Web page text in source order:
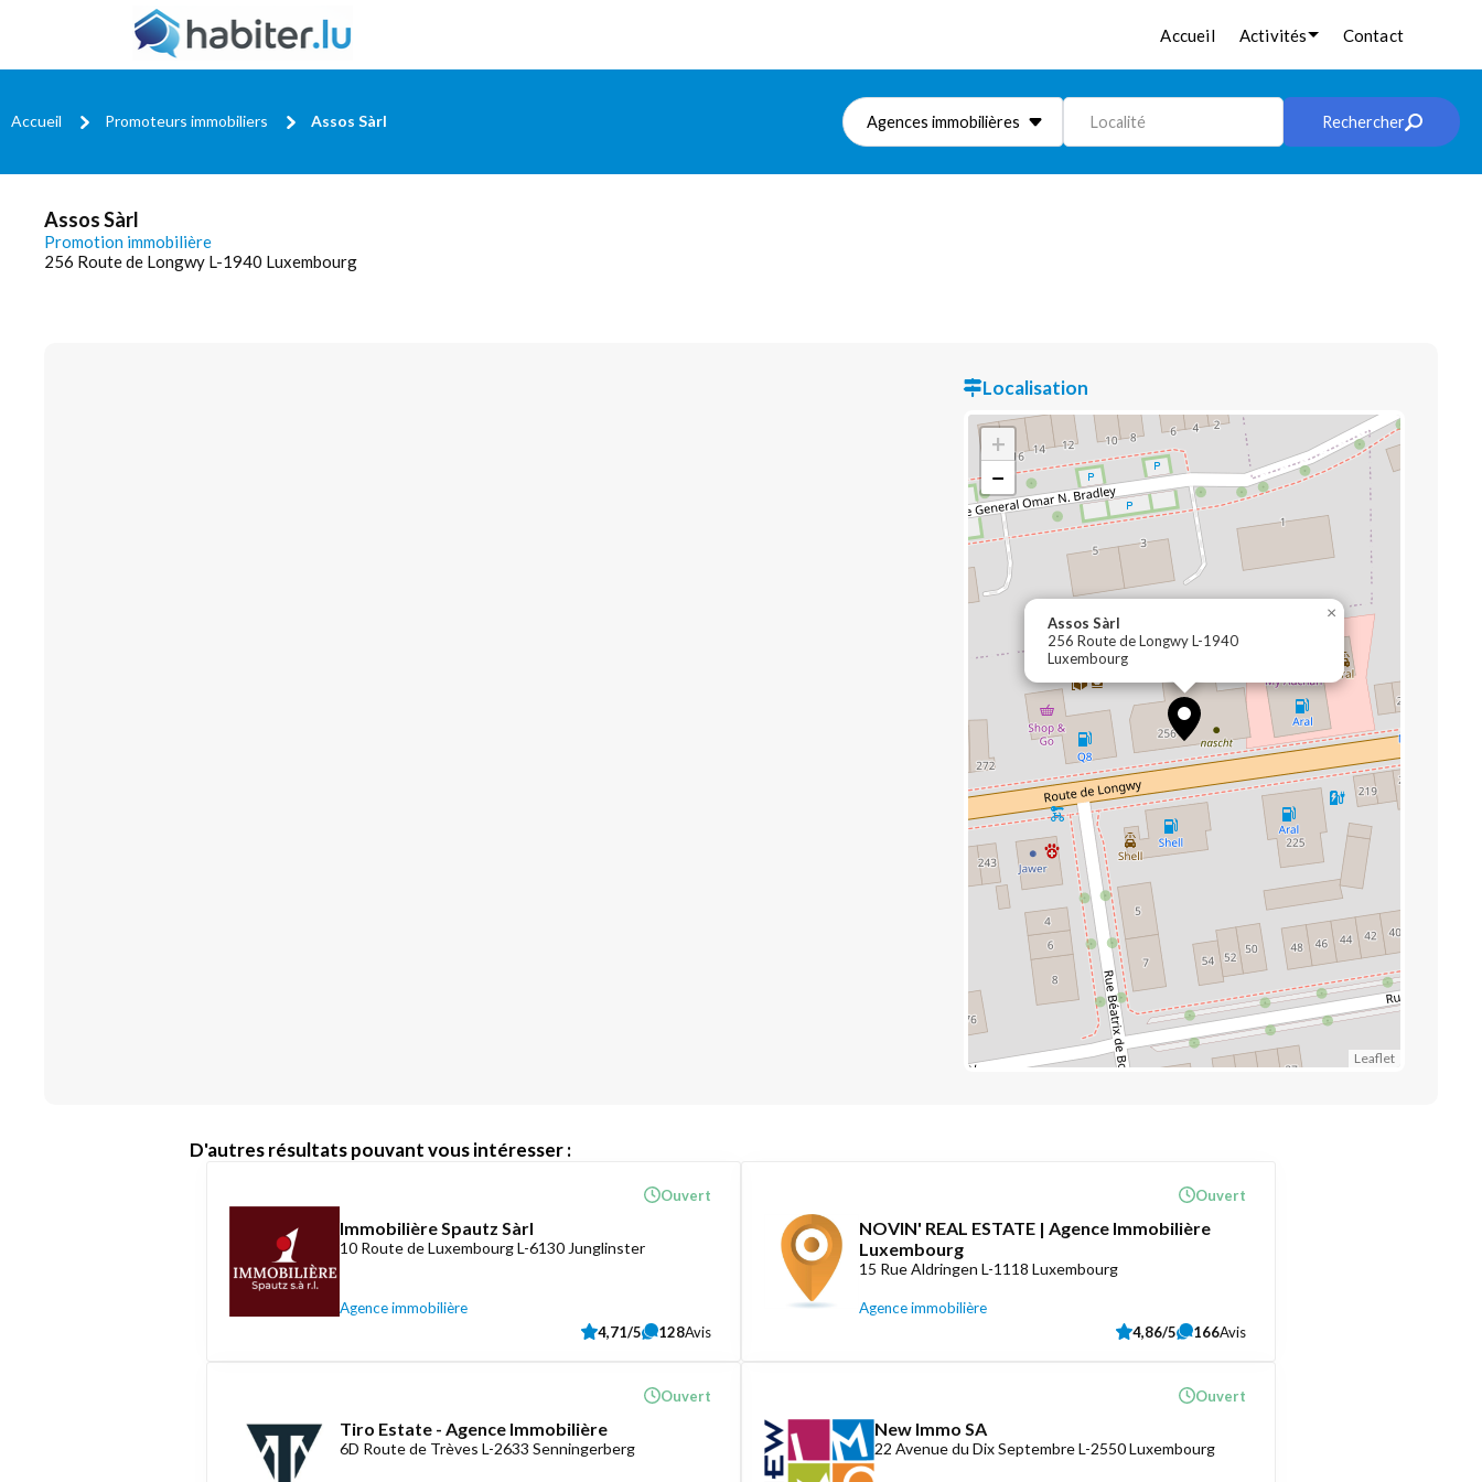
Accueil Activités Contact
Accueil Promoteurs immobiliers Assos Sàrl Agences immobilières Localité Rechercher
Assos Sàrl
Promotion immobilière
256 Route de Longwy L-1940 Luxembourg
Localisation
Assos Sàrl
256 Route de Longwy L-1940
Luxembourg
×
+
−
Leaflet
D'autres résultats pouvant vous intéresser :
Immobilière Spautz Sàrl
10 Route de Luxembourg L-6130 Junglinster
Agence immobilière
Ouvert
4,71/5 128Avis
NOVIN' REAL ESTATE | Agence Immobilière
Luxembourg
15 Rue Aldringen L-1118 Luxembourg
Agence immobilière
Ouvert
4,86/5 166Avis
Tiro Estate - Agence Immobilière
6D Route de Trèves L-2633 Senningerberg
Ouvert
New Immo SA
22 Avenue du Dix Septembre L-2550 Luxembourg
Ouvert